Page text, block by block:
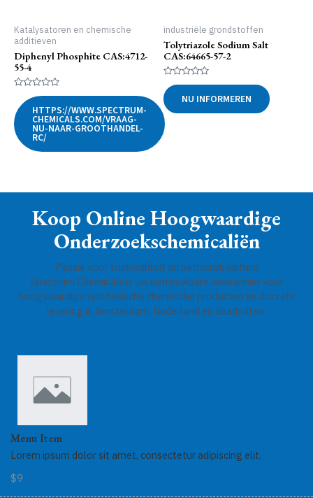
Katalysatoren en chemische
additieven
Diphenyl Phosphite CAS:4712-
55-4
Gewaardeerd
uit
5
HTTPS://WWW.SPECTRUM-
CHEMICALS.COM/VRAAG-
NU-NAAR-GROOTHANDEL-
RC/
industriële grondstoffen
Tolytriazole Sodium Salt
CAS:64665-57-2
Gewaardeerd
0
uit
5
NU INFORMEREN
Koop Online Hoogwaardige
Onderzoekschemicaliën
Passie voor topkwaliteit en betrouwbaarheid
Spectrum Chemicals is uw betrouwbare leverancier voor
hoogwaardige synthetische chemische producten en discrete
levering in Amsterdam, Nederland en daarbuiten.
Menu Item
Lorem ipsum dolor sit amet, consectetur adipiscing elit.
$9